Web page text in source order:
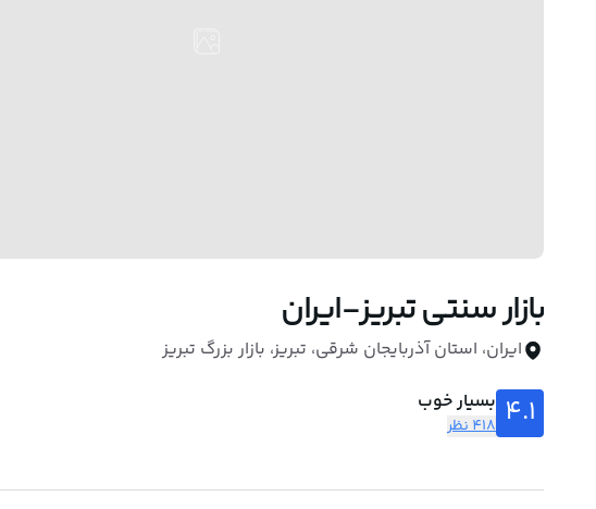
بازار سنتی تبریز-ایران
ایران، استان آذربایجان شرقی، تبریز، بازار بزرگ تبریز
4.1 بسیار خوب
418 نظر